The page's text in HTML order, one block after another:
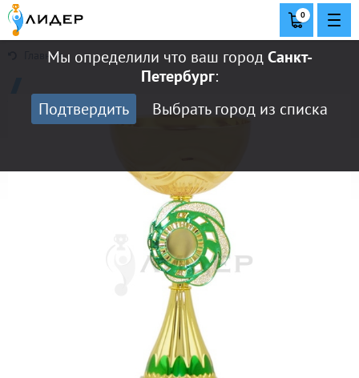
Мы определили что ваш городСанкт-
Петербург:
Подтвердить
Выбрать город из списка
0
Главная